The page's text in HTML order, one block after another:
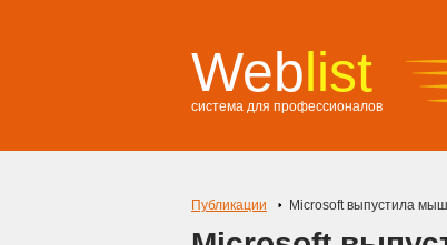
Weblist
система для профессионалов
Публикации Microsoft выпустила